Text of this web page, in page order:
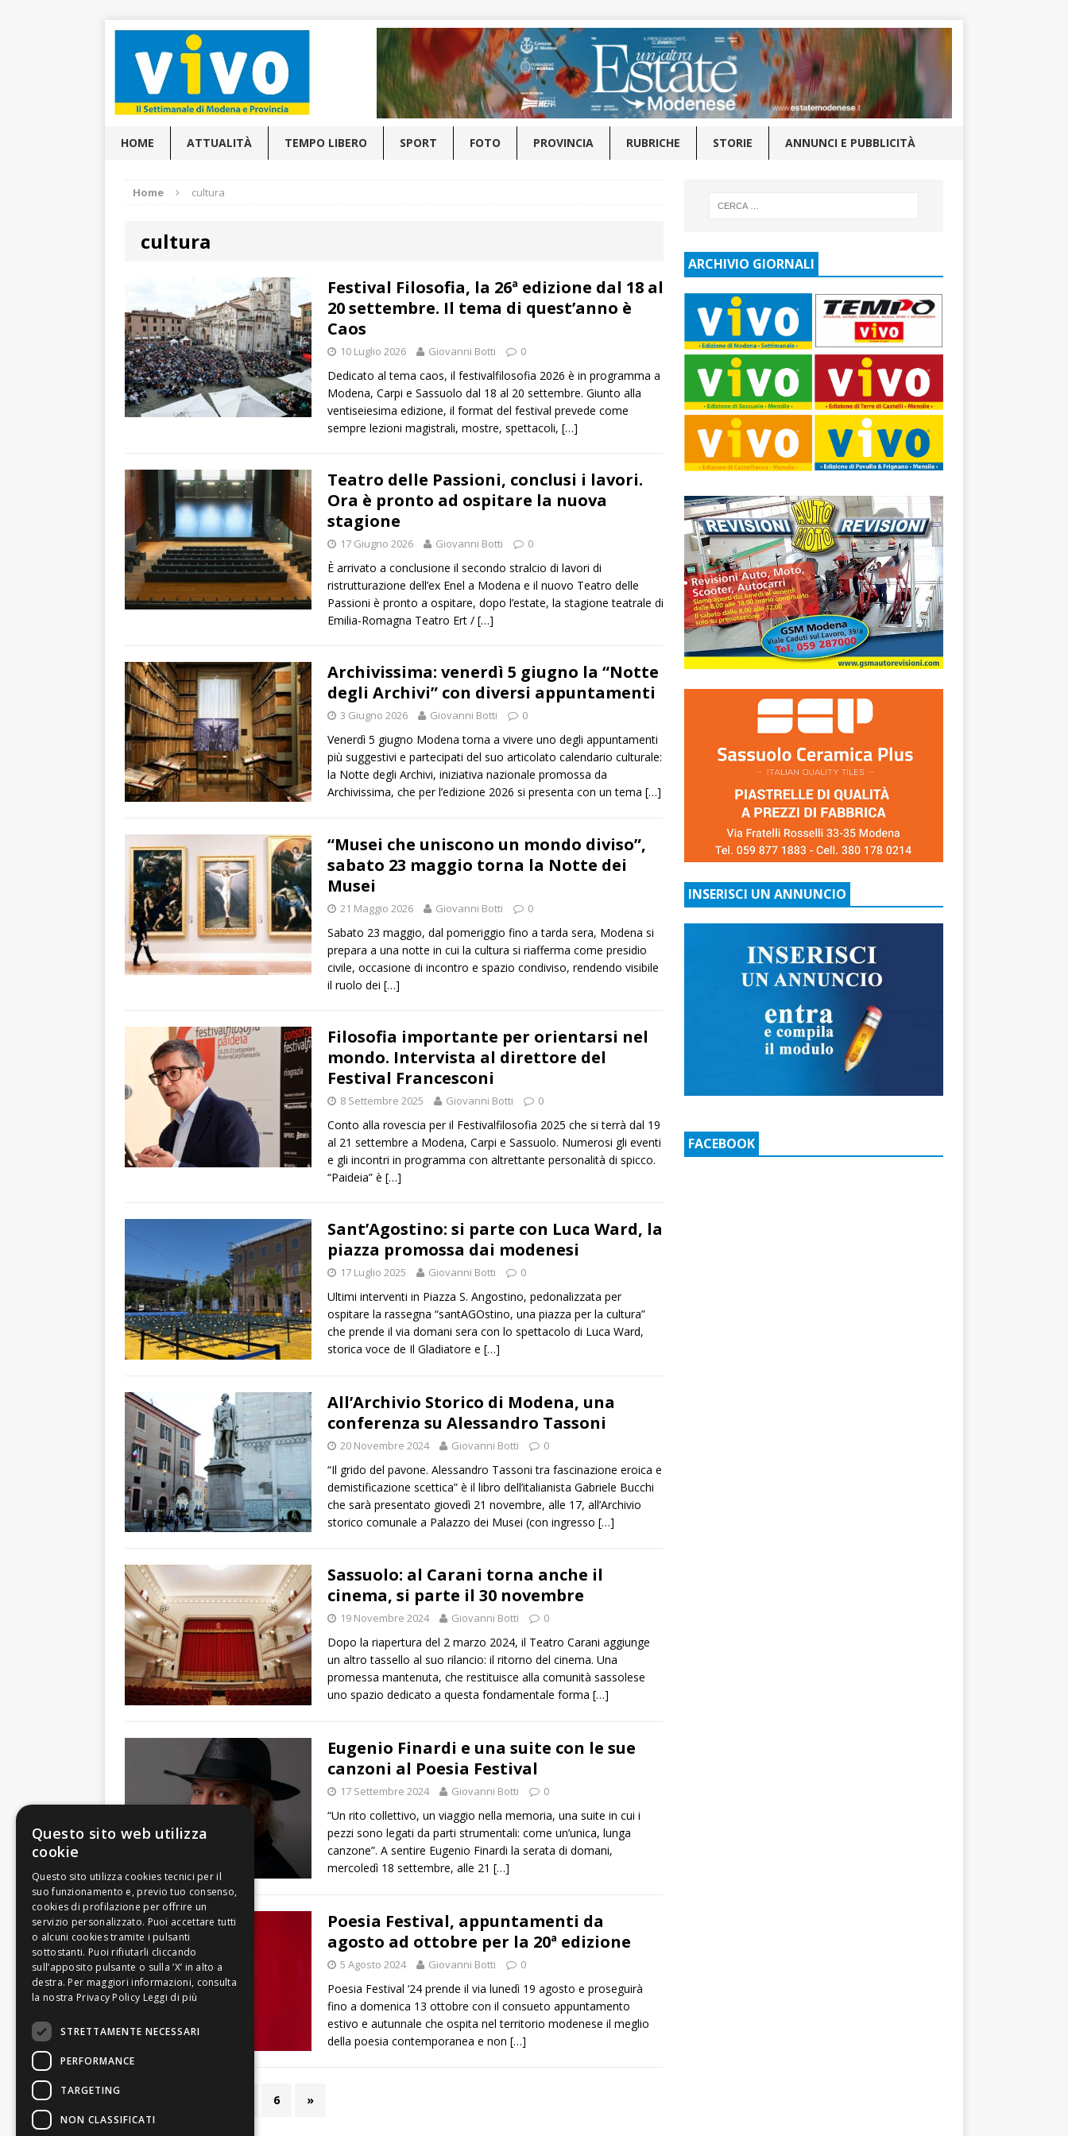
HOME ATTUALITÀ TEMPO LIBERO SPORT FOTO PROVINCIA RUBRICHE STORIE ANNUNCI E PUBBLICITÀ
Home cultura
cultura
Festival Filosofia, la 26ª edizione dal 18 al
20 settembre. Il tema di quest’anno è
Caos
10 Luglio 2026 Giovanni Botti 0
Dedicato al tema caos, il festivalfilosofia 2026 è in programma a
Modena, Carpi e Sassuolo dal 18 al 20 settembre. Giunto alla
ventiseiesima edizione, il format del festival prevede come
sempre lezioni magistrali, mostre, spettacoli, […]
Teatro delle Passioni, conclusi i lavori.
Ora è pronto ad ospitare la nuova
stagione
17 Giugno 2026 Giovanni Botti 0
È arrivato a conclusione il secondo stralcio di lavori di
ristrutturazione dell’ex Enel a Modena e il nuovo Teatro delle
Passioni è pronto a ospitare, dopo l’estate, la stagione teatrale di
Emilia-Romagna Teatro Ert / […]
Archivissima: venerdì 5 giugno la “Notte
degli Archivi” con diversi appuntamenti
3 Giugno 2026 Giovanni Botti 0
Venerdì 5 giugno Modena torna a vivere uno degli appuntamenti
più suggestivi e partecipati del suo articolato calendario culturale:
la Notte degli Archivi, iniziativa nazionale promossa da
Archivissima, che per l’edizione 2026 si presenta con un tema […]
“Musei che uniscono un mondo diviso”,
sabato 23 maggio torna la Notte dei
Musei
21 Maggio 2026 Giovanni Botti 0
Sabato 23 maggio, dal pomeriggio fino a tarda sera, Modena si
prepara a una notte in cui la cultura si riafferma come presidio
civile, occasione di incontro e spazio condiviso, rendendo visibile
il ruolo dei […]
Filosofia importante per orientarsi nel
mondo. Intervista al direttore del
Festival Francesconi
8 Settembre 2025 Giovanni Botti 0
Conto alla rovescia per il Festivalfilosofia 2025 che si terrà dal 19
al 21 settembre a Modena, Carpi e Sassuolo. Numerosi gli eventi
e gli incontri in programma con altrettante personalità di spicco.
“Paideia” è […]
Sant’Agostino: si parte con Luca Ward, la
piazza promossa dai modenesi
17 Luglio 2025 Giovanni Botti 0
Ultimi interventi in Piazza S. Angostino, pedonalizzata per
ospitare la rassegna “santAGOstino, una piazza per la cultura”
che prende il via domani sera con lo spettacolo di Luca Ward,
storica voce de Il Gladiatore e […]
All’Archivio Storico di Modena, una
conferenza su Alessandro Tassoni
20 Novembre 2024 Giovanni Botti 0
“Il grido del pavone. Alessandro Tassoni tra fascinazione eroica e
demistificazione scettica” è il libro dell’italianista Gabriele Bucchi
che sarà presentato giovedì 21 novembre, alle 17, all’Archivio
storico comunale a Palazzo dei Musei (con ingresso […]
Sassuolo: al Carani torna anche il
cinema, si parte il 30 novembre
19 Novembre 2024 Giovanni Botti 0
Dopo la riapertura del 2 marzo 2024, il Teatro Carani aggiunge
un altro tassello al suo rilancio: il ritorno del cinema. Una
promessa mantenuta, che restituisce alla comunità sassolese
uno spazio dedicato a questa fondamentale forma […]
Eugenio Finardi e una suite con le sue
canzoni al Poesia Festival
17 Settembre 2024 Giovanni Botti 0
“Un rito collettivo, un viaggio nella memoria, una suite in cui i
pezzi sono legati da parti strumentali: come un’unica, lunga
canzone”. A sentire Eugenio Finardi la serata di domani,
mercoledì 18 settembre, alle 21 […]
Poesia Festival, appuntamenti da
agosto ad ottobre per la 20ª edizione
5 Agosto 2024 Giovanni Botti 0
Poesia Festival ‘24 prende il via lunedì 19 agosto e proseguirà
fino a domenica 13 ottobre con il consueto appuntamento
estivo e autunnale che ospita nel territorio modenese il meglio
della poesia contemporanea e non […]
6 »
ARCHIVIO GIORNALI
INSERISCI UN ANNUNCIO
FACEBOOK
Questo sito web utilizza
cookie
Leggi di più
STRETTAMENTE NECESSARI
PERFORMANCE
TARGETING
NON CLASSIFICATI